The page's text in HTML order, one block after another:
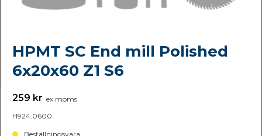
HPMT SC End mill Polished
6x20x60 Z1 S6
259 kr ex moms
H924.0600
Beställningsvara